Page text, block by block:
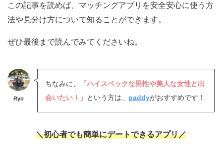
この記事を読めば、マッチングアプリを安全安心に使う方
法や見分け方について知ることができます。
ぜひ最後まで読んでみてくださいね。
Ryo
ちなみに、
「ハイスペックな男性や美人な女性と出
会いたい！」 という方は、 paddyがおすすめです！
＼初心者でも簡単にデートできるアプリ／